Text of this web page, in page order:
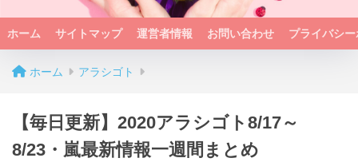
ホーム サイトマップ 運営者情報 お問い合わせ プライバシ
ホーム アラシゴト
【毎日更新】2020アラシゴト8/17～
8/23・嵐最新情報一週間まとめ